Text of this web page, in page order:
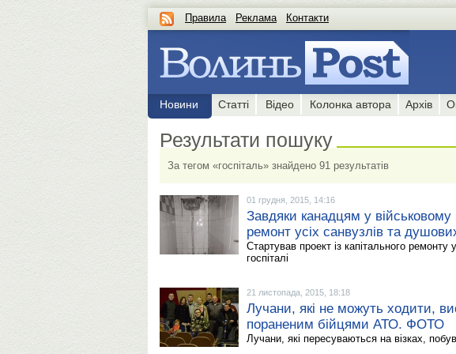
Правила Реклама Контакти
Новини Статті Відео Колонка автора Архів
Результати пошуку
За тегом «госпіталь» знайдено 91 результатів
01 грудня, 2015, 14:16
Завдяки канадцям у військовому
ремонт усіх санвузлів та
Стартував проект із капітального
госпіталі
21 листопада, 2015, 18:18
Лучани, які не можуть ходити,
пораненим бійцями АТО. ФОТО
Лучани, які пересуваються на візках,